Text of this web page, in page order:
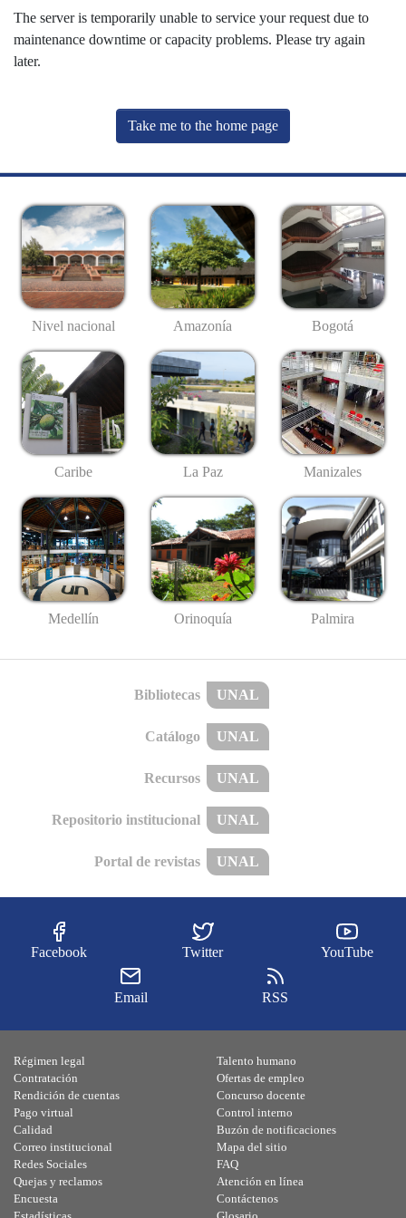
The server is temporarily unable to service your request due to
maintenance downtime or capacity problems. Please try again
later.
Take me to the home page
Nivel nacional Amazonía Bogotá
Caribe La Paz Manizales
Medellín Orinoquía Palmira
Bibliotecas UNAL
Catálogo UNAL
Recursos UNAL
Repositorio institucional UNAL
Portal de revistas UNAL
Facebook Twitter YouTube
Email RSS
Régimen legal
Contratación
Rendición de cuentas
Pago virtual
Calidad
Talento humano
Ofertas de empleo
Concurso docente
Control interno
Buzón de notificaciones
Correo institucional
Redes Sociales
Quejas y reclamos
Encuesta
Mapa del sitio
FAQ
Atención en línea
Contáctenos